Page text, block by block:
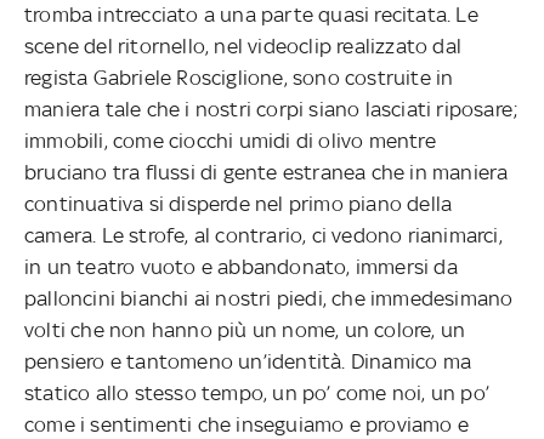
tromba intrecciato a una parte quasi recitata. Le
scene del ritornello, nel videoclip realizzato dal
regista Gabriele Rosciglione, sono costruite in
maniera tale che i nostri corpi siano lasciati riposare;
immobili, come ciocchi umidi di olivo mentre
bruciano tra flussi di gente estranea che in maniera
continuativa si disperde nel primo piano della
camera. Le strofe, al contrario, ci vedono rianimarci,
in un teatro vuoto e abbandonato, immersi da
palloncini bianchi ai nostri piedi, che immedesimano
volti che non hanno più un nome, un colore, un
pensiero e tantomeno un’identità. Dinamico ma
statico allo stesso tempo, un po’ come noi, un po’
come i sentimenti che inseguiamo e proviamo e